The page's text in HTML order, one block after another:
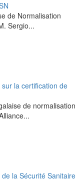
de Normalisation
Sergio...
la certification de
de normalisation
la Sécurité Sanitaire